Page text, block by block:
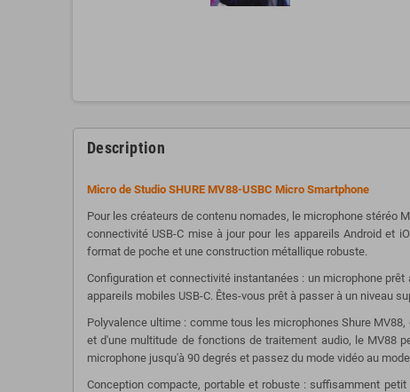
Description
Micro de Studio SHURE MV88-USBC Micro Smartphone
Pour les créateurs de contenu nomades, le microphone stéréo
connectivité USB-C mise à jour pour les appareils Android et
format de poche et une construction métallique robuste.
Configuration et connectivité instantanées : un microphone
appareils mobiles USB-C. Êtes-vous prêt à passer à un niveau
Polyvalence ultime : comme tous les microphones Shure
et d'une multitude de fonctions de traitement audio, le MV88
microphone jusqu'à 90 degrés et passez du mode vidéo au
Conception compacte, portable et robuste : suffisamment